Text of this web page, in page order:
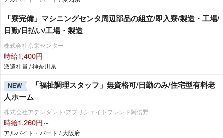
「寮完備」マシニングセンタ周辺部品の組立/即入寮/製造・工場/
日勤/日払い/工場・製造
株式会社京栄センター
時給1,400円
派遣社員 / 神奈川県
NEW
「福祉調理スタッフ」無資格可/日勤のみ/住宅型有料老
人ホーム
株式会社アテンダント/アプリシェイトフレンド阿倍野
時給1,260円～
アルバイト・パート / 大阪府